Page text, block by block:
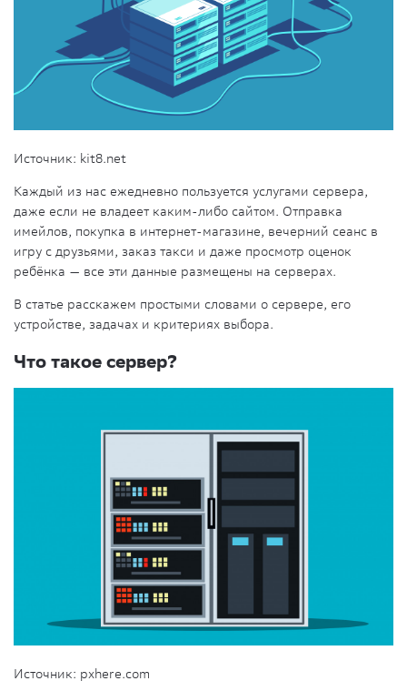
Источник: kit8.net
Каждый из нас ежедневно пользуется услугами сервера,
даже если не владеет каким-либо сайтом. Отправка
имейлов, покупка в интернет-магазине, вечерний сеанс в
игру с друзьями, заказ такси и даже просмотр оценок
ребёнка — все эти данные размещены на серверах.
В статье расскажем простыми словами о сервере, его
устройстве, задачах и критериях выбора.
Что такое сервер?
Источник: pxhere.com